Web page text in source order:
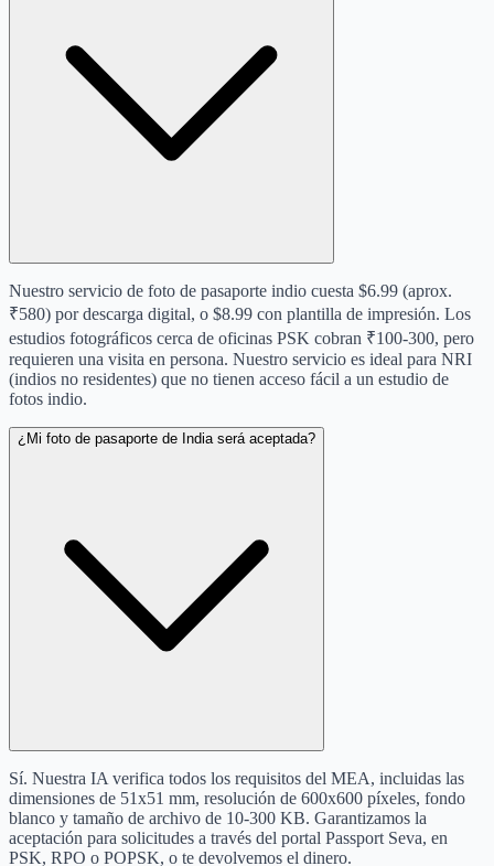
Nuestro servicio de foto de pasaporte indio cuesta $6.99 (aprox.
₹580) por descarga digital, o $8.99 con plantilla de impresión. Los
estudios fotográficos cerca de oficinas PSK cobran ₹100-300, pero
requieren una visita en persona. Nuestro servicio es ideal para NRI
(indios no residentes) que no tienen acceso fácil a un estudio de
fotos indio.
¿Mi foto de pasaporte de India será aceptada?
Sí. Nuestra IA verifica todos los requisitos del MEA, incluidas las
dimensiones de 51x51 mm, resolución de 600x600 píxeles, fondo
blanco y tamaño de archivo de 10-300 KB. Garantizamos la
aceptación para solicitudes a través del portal Passport Seva, en
PSK, RPO o POPSK, o te devolvemos el dinero.